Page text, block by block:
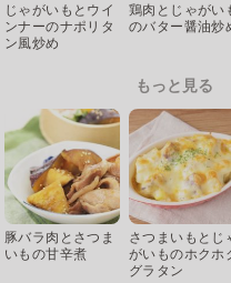
じゃがいもとウイ
ンナーのナポリタ
ン風炒め
鶏肉とじゃがい
のバター醤油炒
もっと見る
豚バラ肉とさつま
いもの甘辛煮
さつまいもとじ
がいものホクホ
グラタン